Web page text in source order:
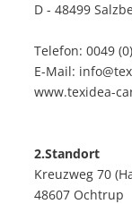
D - 48499
Telefon: 0049
E-Mail:
www.texidea-
2.Standort
Kreuzweg 70
48607 Ochtrup